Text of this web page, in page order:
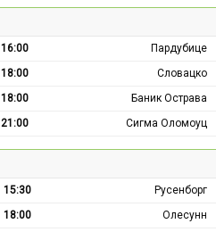
16:00
Пардубице
18:00
Словацко
18:00
Баник Острава
21:00 Сигма Оломоуц
15:30
Русенборг
18:00
Олесунн